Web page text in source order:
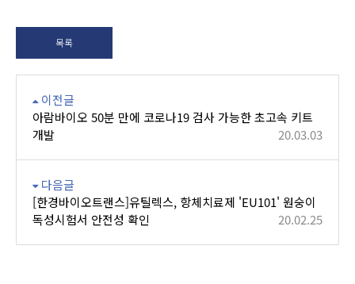
목록
이전글
아람바이오 50분 만에 코로나19 검사 가능한 초고속 키트
개발
20.03.03
다음글
[한경바이오트랜스]유틸렉스, 항체치료제 'EU101' 원숭이
독성시험서 안전성 확인
20.02.25